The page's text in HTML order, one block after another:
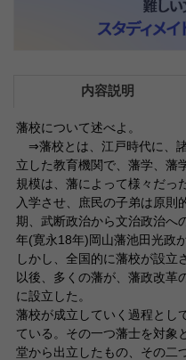
内容説明
藩校について述べよ。
⇒藩校とは、江戸時代に、
立した教育機関で、藩学、藩
規模は、藩によって様々だっ
入学させ、庶民の子弟は原則
期、武断政治から文治政治へ
年(寛永18年)岡山藩池田光政
しかし、全国的に藩校が設
以後、多くの藩が、藩政改革
に設立した。
藩校が成立していく過程とし
ている。その一つ藩士を対象
堂から出立したもの、その二